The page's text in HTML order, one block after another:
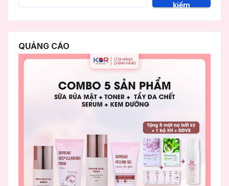
kiếm
QUẢNG CÁO